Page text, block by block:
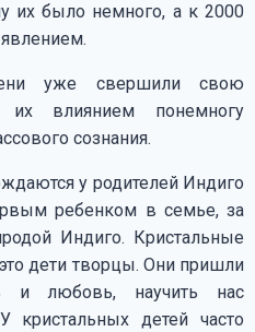
их было немного, а к 2000
уже свершили свою
их влиянием понемногу
сознания.
у родителей Индиго
ребенком в семье, за
Индиго. Кристальные
дети творцы. Они пришли
и любовь, научить нас
кристальных детей часто